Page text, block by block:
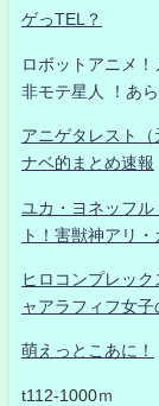
ゲっTEL？
ロボットアニメ
非モテ星人 ！あ
アニゲタレスト
ナベ的まとめ速報
ユカ・ヨネッフ
ト！害獣神アリ
ヒロコンプレッ
ャアラフィフ女
萌えっとこあに！
t112-1000ｍ